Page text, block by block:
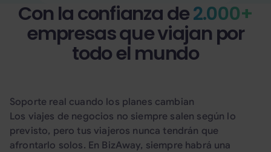
Con la confianza de2.000+
empresas que viajan por
todo el mundo
Soporte real cuando los planes cambian
Los viajes de negocios no siempre salen según lo
previsto, pero tus viajeros nunca tendrán que
afrontarlo solos. En BizAway, siempre habrá una